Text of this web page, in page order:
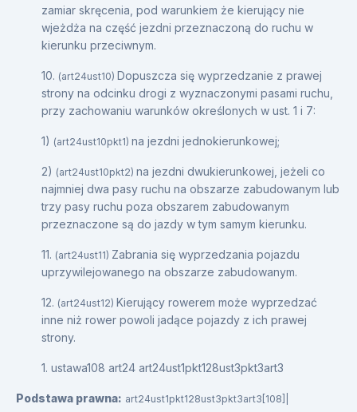
zamiar skręcenia, pod warunkiem że kierujący nie
wjeżdża na część jezdni przeznaczoną do ruchu w
kierunku przeciwnym.
10. (art24ust10) Dopuszcza się wyprzedzanie z prawej
strony na odcinku drogi z wyznaczonymi pasami ruchu,
przy zachowaniu warunków określonych w ust. 1 i 7:
1) (art24ust10pkt1) na jezdni jednokierunkowej;
2) (art24ust10pkt2) na jezdni dwukierunkowej, jeżeli co
najmniej dwa pasy ruchu na obszarze zabudowanym lub
trzy pasy ruchu poza obszarem zabudowanym
przeznaczone są do jazdy w tym samym kierunku.
11. (art24ust11) Zabrania się wyprzedzania pojazdu
uprzywilejowanego na obszarze zabudowanym.
12. (art24ust12) Kierujący rowerem może wyprzedzać
inne niż rower powoli jadące pojazdy z ich prawej
strony.
1. ustawa108 art24 art24ust1pkt128ust3pkt3art3
Podstawa prawna: art24ust1pkt128ust3pkt3art3[108]|